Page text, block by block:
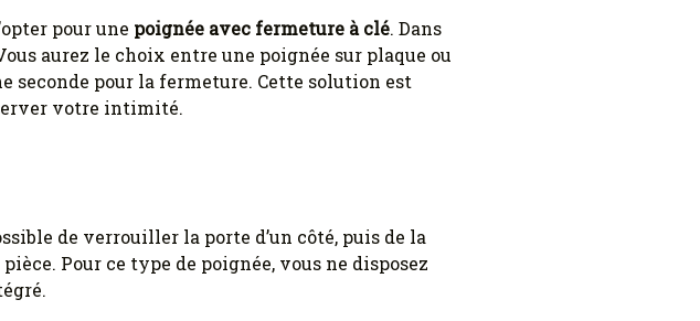
pour une poignée avec fermeture à clé. Dans
aurez le choix entre une poignée sur plaque ou
seconde pour la fermeture. Cette solution est
votre intimité.
de verrouiller la porte d’un côté, puis de la
Pour ce type de poignée, vous ne disposez